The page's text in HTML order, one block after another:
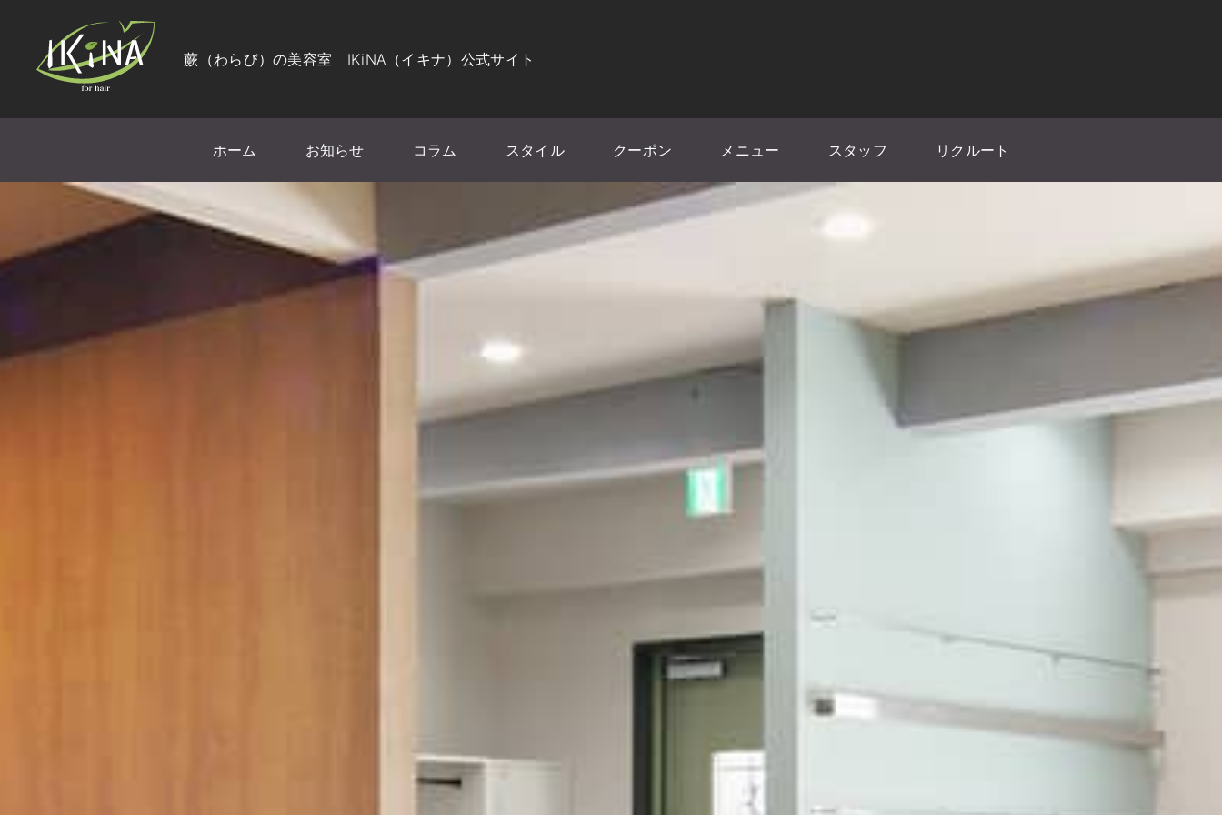
蕨（わらび）の美容室 IKiNA（イキナ）公式サイト
ホーム お知らせ コラム スタイル クーポン メニュー スタッフ リクルート